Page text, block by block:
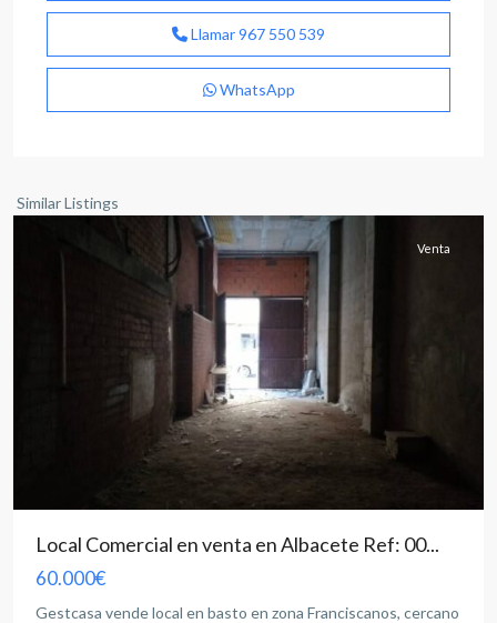
Llamar967 550 539
WhatsApp
Similar Listings
capital
Venta
Local Comercial en venta en Albacete Ref: 00...
60.000€
Gestcasa vende local en basto en zona Franciscanos, cercano